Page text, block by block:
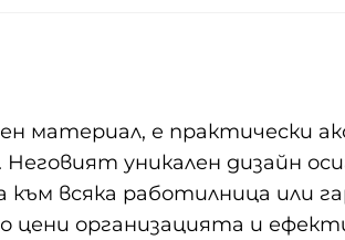
е практически
уникален дизайн
всяка работилница или
цени организацията и